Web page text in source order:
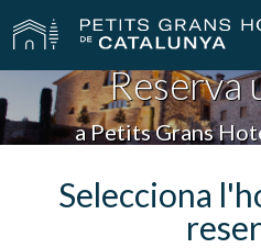
Els Nostres Hotels
Casaments
Reserva
a Petits Grans
Selecciona